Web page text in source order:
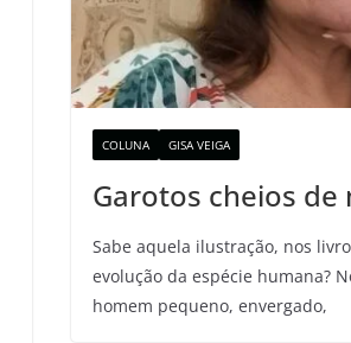
COLUNA GISA VEIGA
Garotos cheios de
Sabe aquela ilustração, nos
evolução da espécie humana?
homem pequeno, envergado,